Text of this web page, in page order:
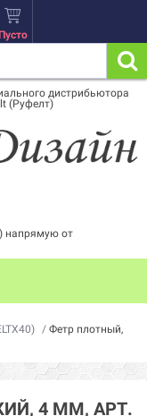
Пусто
дистрибьютора
(Руфелт)
напрямую от
/ Фетр плотный,
4 ММ, АРТ.